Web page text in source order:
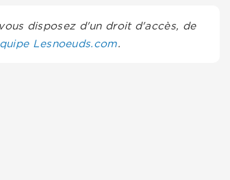
disposez d'un droit d'accès, de
Lesnoeuds.com.